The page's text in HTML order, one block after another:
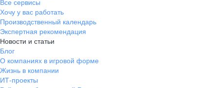
Все сервисы
Хочу у вас работать
Производственный календарь
Экспертная рекомендация
Новости и статьи
Блог
О компаниях в игровой форме
Жизнь в компании
ИТ-проекты